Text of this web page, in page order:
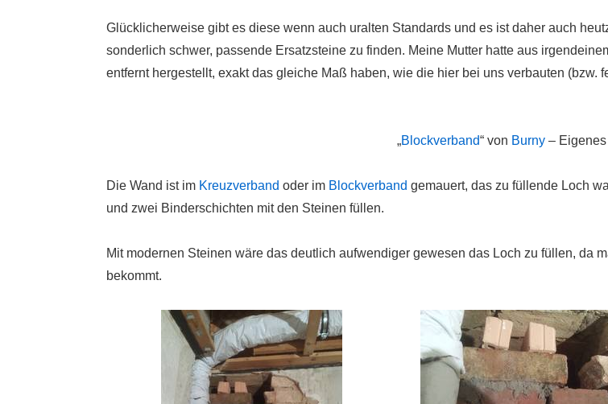
Glücklicherweise gibt es diese wenn auch uralten Standards und es ist daher auch
sonderlich schwer, passende Ersatzsteine zu finden. Meine Mutter hatte aus
entfernt hergestellt, exakt das gleiche Maß haben, wie die hier bei uns verbauten (bzw.
„Blockverband“ von Burny –
Die Wand ist im Kreuzverband oder im Blockverband gemauert, das zu füllende Loch
und zwei Binderschichten mit den Steinen füllen.
Mit modernen Steinen wäre das deutlich aufwendiger gewesen das Loch zu füllen, da
bekommt.